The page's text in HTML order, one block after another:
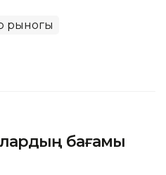
рыногы
бағамы